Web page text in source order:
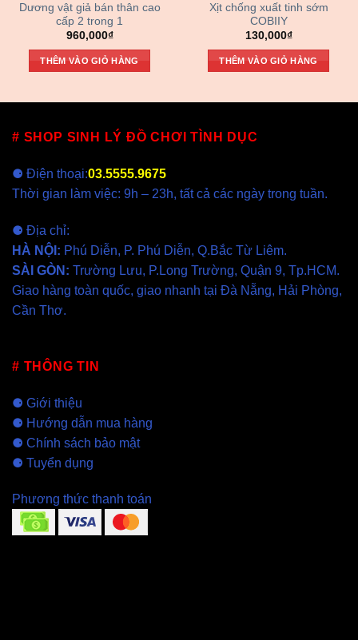
Dương vật giả bán thân cao
cấp 2 trong 1
960,000₫
THÊM VÀO GIỎ HÀNG
Xịt chống xuất tinh sớm
COBIIY
130,000₫
THÊM VÀO GIỎ HÀNG
# SHOP SINH LÝ ĐỒ CHƠI TÌNH DỤC
⚈ Điện thoại:03.5555.9675
Thời gian làm việc: 9h – 23h, tất cả các ngày trong tuần.
⚈ Địa chỉ:
HÀ NỘI : Phú Diễn, P. Phú Diễn, Q.Bắc Từ Liêm.
SÀI GÒN : Trường Lưu, P.Long Trường, Quận 9, Tp.HCM.
Giao hàng toàn quốc, giao nhanh tại Đà Nẵng, Hải Phòng,
Cần Thơ.
# THÔNG TIN
⚈ Giới thiệu
⚈ Hướng dẫn mua hàng
⚈ Chính sách bảo mật
⚈ Tuyển dụng
Phương thức thanh toán